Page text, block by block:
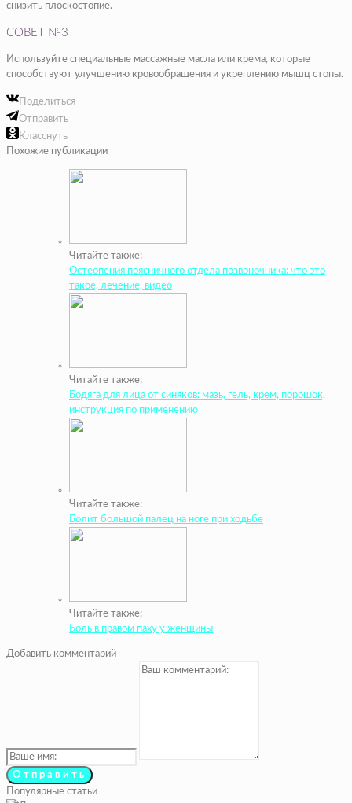
снизить плоскостопие.
СОВЕТ №3
Используйте специальные массажные масла или крема, которые
способствуют улучшению кровообращения и укреплению мышц стопы.
Поделиться
Отправить
Класснуть
Похожие публикации
Читайте также:
Остеопения поясничного отдела позвоночника: что это
такое, лечение, видео
Читайте также:
Бодяга для лица от синяков: мазь, гель, крем, порошок,
инструкция по применению
Читайте также:
Болит большой палец на ноге при ходьбе
Читайте также:
Боль в правом паху у женщины
Добавить комментарий
Популярные статьи